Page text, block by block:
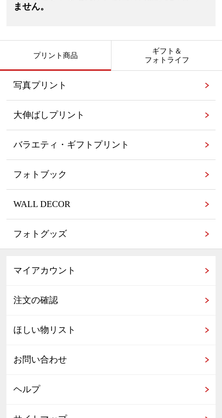
ません。
プリント商品
写真プリント
大伸ばしプリント
バラエティ・ギフトプリント
フォトブック
WALL DECOR
フォトグッズ
ギフト＆
フォトライフ
マイアカウント
注文の確認
ほしい物リスト
お問い合わせ
ヘルプ